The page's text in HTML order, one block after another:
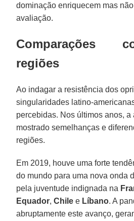
dominação enriquecem mas
avaliação.
Comparações
regiões
Ao indagar a resistência dos
singularidades latino-
percebidas. Nos últimos anos, a
mostrado semelhanças e
regiões.
Em 2019, houve uma forte
do mundo para uma nova onda
pela juventude indignada na
Equador,Chile e Líbano. A
abruptamente este avanço,